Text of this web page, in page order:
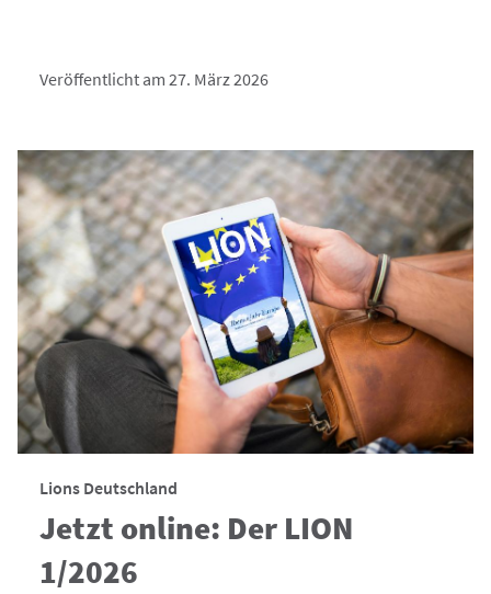
Veröffentlicht am 27. März 2026
Lions Deutschland
Jetzt online: Der LION
1/2026